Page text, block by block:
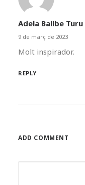
Adela Ballbe Turu
9 de març de 2023
Molt inspirador.
REPLY
ADD COMMENT